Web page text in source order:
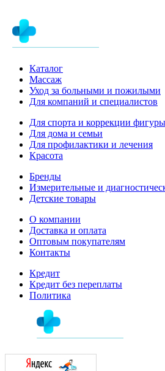
Каталог
Массаж
Уход за больными и пожилыми
Для компаний и специалистов
Для спорта и коррекции фигуры
Для дома и семьи
Для профилактики и лечения
Красота
Бренды
Измерительные и
Детские товары
О компании
Доставка и оплата
Оптовым покупателям
Контакты
Кредит
Кредит без переплаты
Политика